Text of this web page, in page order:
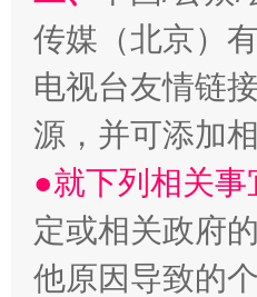
受贿1.44亿！段成刚被
传媒（北京）
电视台友情链
源，并可添加相
●就下列相关
定或相关政府
他原因导致的